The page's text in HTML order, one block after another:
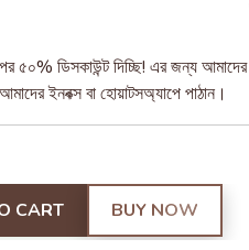
৫০% ডিসকাউন্ট দিচ্ছি! এর জন্য আমাদের
ইনবক্স বা হোয়াটসঅ্যাপে পাঠান।
CART BUY NOW